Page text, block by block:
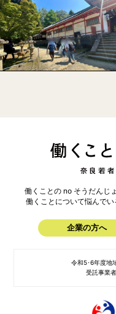
働くことの no そうだんじ
働くことについて悩んで
企業の方へ
令和5･6年度地
受託事業者